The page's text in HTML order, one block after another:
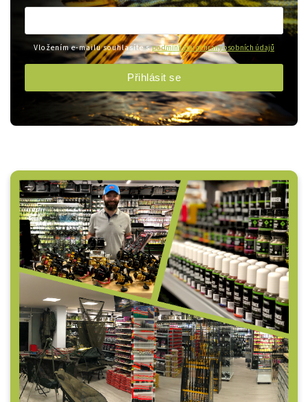
Vložením e-mailu souhlasíte spodmínkami ochrany osobních údajů
Přihlásit se